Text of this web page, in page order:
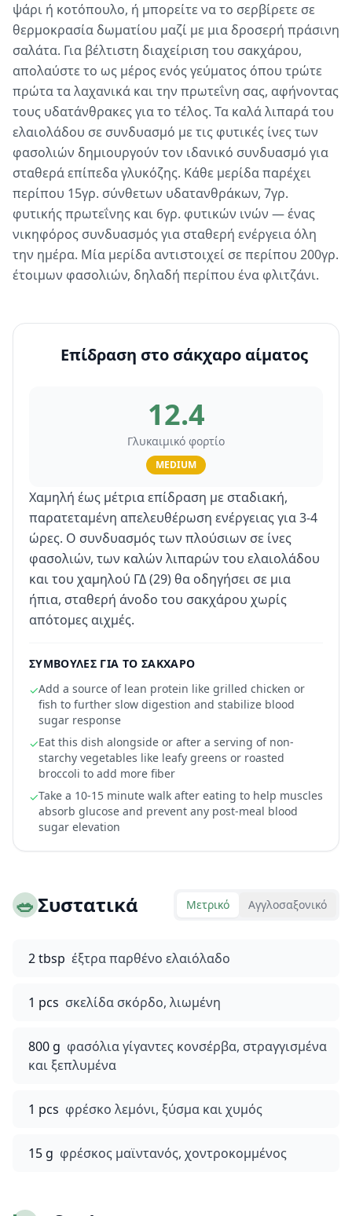
ψάρι ή κοτόπουλο, ή μπορείτε να το σερβίρετε σε
θερμοκρασία δωματίου μαζί με μια δροσερή πράσινη
σαλάτα. Για βέλτιστη διαχείριση του σακχάρου,
απολαύστε το ως μέρος ενός γεύματος όπου τρώτε
πρώτα τα λαχανικά και την πρωτεΐνη σας, αφήνοντας
τους υδατάνθρακες για το τέλος. Τα καλά λιπαρά του
ελαιολάδου σε συνδυασμό με τις φυτικές ίνες των
φασολιών δημιουργούν τον ιδανικό συνδυασμό για
σταθερά επίπεδα γλυκόζης. Κάθε μερίδα παρέχει
περίπου 15γρ. σύνθετων υδατανθράκων, 7γρ.
φυτικής πρωτεΐνης και 6γρ. φυτικών ινών — ένας
νικηφόρος συνδυασμός για σταθερή ενέργεια όλη
την ημέρα. Μία μερίδα αντιστοιχεί σε περίπου 200γρ.
έτοιμων φασολιών, δηλαδή περίπου ένα φλιτζάνι.
Επίδραση στο σάκχαρο αίματος
12.4
Γλυκαιμικό φορτίο
MEDIUM
Χαμηλή έως μέτρια επίδραση με σταδιακή,
παρατεταμένη απελευθέρωση ενέργειας για 3-4
ώρες. Ο συνδυασμός των πλούσιων σε ίνες
φασολιών, των καλών λιπαρών του ελαιολάδου
και του χαμηλού ΓΔ (29) θα οδηγήσει σε μια
ήπια, σταθερή άνοδο του σακχάρου χωρίς
απότομες αιχμές.
ΣΥΜΒΟΥΛΈΣ ΓΙΑ ΤΟ ΣΆΚΧΑΡΟ
✓Add a source of lean protein like grilled chicken or
fish to further slow digestion and stabilize blood
sugar response
✓Eat this dish alongside or after a serving of non-
starchy vegetables like leafy greens or roasted
broccoli to add more fiber
✓Take a 10-15 minute walk after eating to help muscles
absorb glucose and prevent any post-meal blood
sugar elevation
🥗Συστατικά Μετρικό Αγγλοσαξονικό
2 tbsp έξτρα παρθένο ελαιόλαδο
1 pcs σκελίδα σκόρδο, λιωμένη
800 g φασόλια γίγαντες κονσέρβα, στραγγισμένα
και ξεπλυμένα
1 pcs φρέσκο λεμόνι, ξύσμα και χυμός
15 g φρέσκος μαϊντανός, χοντροκομμένος